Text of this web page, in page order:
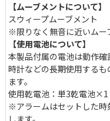
【ムーブメントについて】
スウィープムーブメント
※限りなく無音に近いムー
【使用電池について】
本製品付属の電池は動作確
時計などの長期使用する
ます。
使用乾電池：単3乾電池×1
※アラームはセットした時